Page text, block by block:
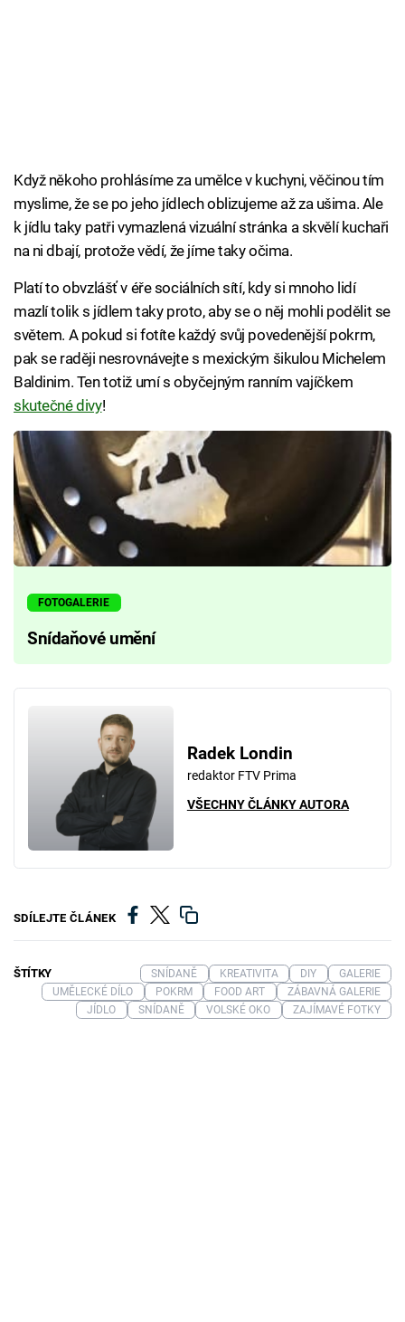
Když někoho prohlásíme za umělce v kuchyni, věčinou tím
myslime, že se po jeho jídlech oblizujeme až za ušima. Ale
k jídlu taky patři vymazlená vizuální stránka a skvělí kuchaři
na ni dbají, protože vědí, že jíme taky očima.
Platí to obvzlášť v éře sociálních sítí, kdy si mnoho lidí
mazlí tolik s jídlem taky proto, aby se o něj mohli podělit se
světem. A pokud si fotíte každý svůj povedenější pokrm,
pak se raději nesrovnávejte s mexickým šikulou Michelem
Baldinim. Ten totiž umí s obyčejným ranním vajíčkem
skutečné divy!
FOTOGALERIE
Snídaňové umění
Radek Londin
redaktor FTV Prima
VŠECHNY ČLÁNKY AUTORA
SDÍLEJTE ČLÁNEK
ŠTÍTKY SNÍDANĚ KREATIVITA DIY
GALERIE
UMĚLECKÉ DÍLO
POKRM FOOD ART
ZÁBAVNÁ GALERIE
JÍDLO
SNÍDANĚ VOLSKÉ OKO ZAJÍMAVÉ FOTKY